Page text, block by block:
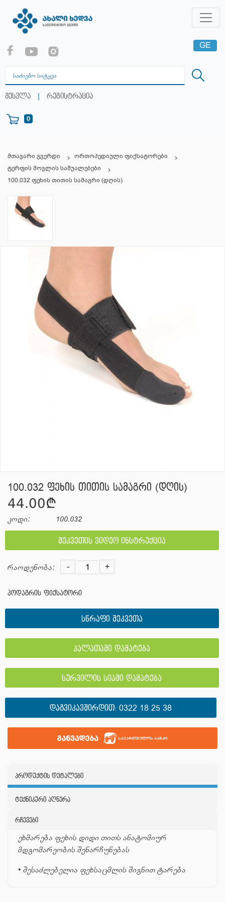
შესვლა | რეგისტრაცია
0
GE
RU
მთავარი გვერდი
ორთოპედიული ფიქსატორები
ტერფის მოვლის საშუალებები
100.032 ფეხის თითის სამაგრი (დღის)
100.032 ფეხის თითის სამაგრი (დღის)
44.00¢
კოდი: 100.032
შეკვეთის ვიდეო ინსტრუქცია
რაოდენობა: - +
პოდაგრის ფიქსატორი
სწრაფი შეკვეთა
კალათაში დამატება
სურვილის სიაში დამატება
ᲓᲐᲒᲕᲘᲙᲐᲕᲨᲘᲠᲓᲘᲗ:0322 18 25 38
პროდუქტის დეტალები
ტექნიკური აღწერა
რჩევები
ეხმარება ფეხის დიდი თითს ანატომიურ
მდგომარეობის შენარჩუნებას
• შესაძლებელია ფეხსაცმლის შიგნით ტარება